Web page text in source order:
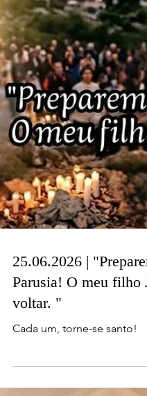
25.06.2026 |
Parusia! O meu filho
Cada um, torne-se santo!